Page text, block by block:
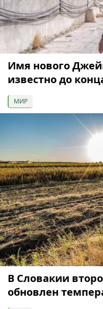
Имя нового
известно до
МИР
В Словакии
обновлен